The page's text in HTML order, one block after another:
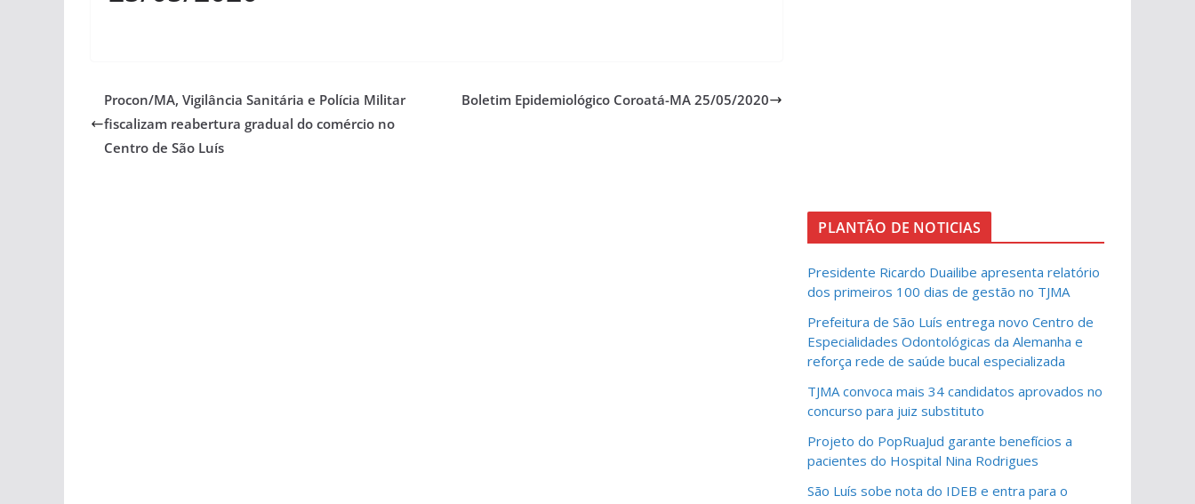
Procon/MA, Vigilância Sanitária e Polícia Militar
fiscalizam reabertura gradual do comércio no
Centro de São Luís
Boletim Epidemiológico Coroatá-MA 25/05/2020
PLANTÃO DE NOTICIAS
Presidente Ricardo Duailibe apresenta relatório
dos primeiros 100 dias de gestão no TJMA
Prefeitura de São Luís entrega novo Centro de
Especialidades Odontológicas da Alemanha e
reforça rede de saúde bucal especializada
TJMA convoca mais 34 candidatos aprovados no
concurso para juiz substituto
Projeto do PopRuaJud garante benefícios a
pacientes do Hospital Nina Rodrigues
São Luís sobe nota do IDEB e entra para o